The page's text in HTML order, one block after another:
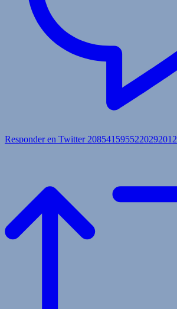
Responder en Twitter 2085415955220292012